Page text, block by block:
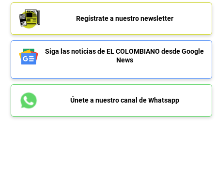
Regístrate a nuestro newsletter
Siga las noticias de EL COLOMBIANO desde Google
News
Únete a nuestro canal de Whatsapp